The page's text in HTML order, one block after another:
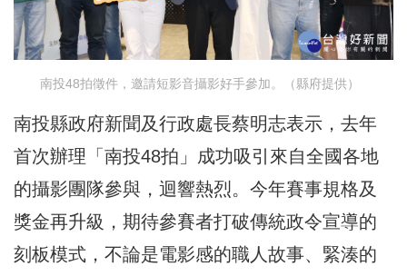
南投48拍徵件，邀請短影音攝影好手參加。（縣府提供）
南投縣政府新聞及行政處長蔡明志表示，去年
首次辦理「南投48拍」成功吸引來自全國各地
的攝影團隊參與，迴響熱烈。今年賽事規格及
獎金再升級，期待參賽者打破傳統政令宣導的
刻板模式，不論是電影感的職人故事、緊湊的